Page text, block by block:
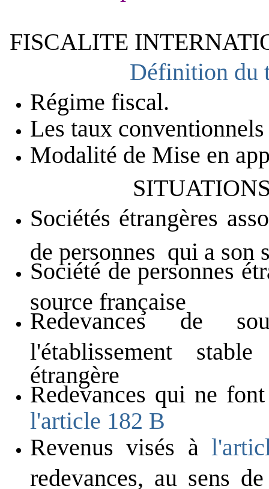
FISCALITE
Définition du
Régime fiscal.
Les taux conventionnels
Modalité de Mise en
Sociétés étrangères
de personnes qui a son
Société de personnes
source française
Redevances de
l'établissement
étrangère
Redevances qui ne
l'article 182 B
Revenus visés à
redevances, au sens